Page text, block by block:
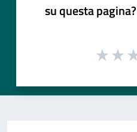
su questa pagina?